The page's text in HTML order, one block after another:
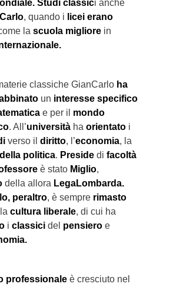
Studi classici anche
, quando i licei erano
la scuola migliore in
classiche GianCarlo ha
un interesse specifico
e per il mondo
. All’università ha orientato i
verso il diritto, l’economia, la
politica. Preside di facoltà
è stato Miglio,
della allora LegaLombarda.
peraltro, è sempre rimasto
cultura liberale, di cui ha
i classici del pensiero e
professionale è cresciuto nel